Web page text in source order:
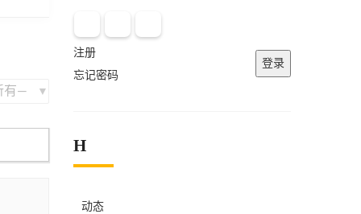
登录
注册
忘记密码
H
动态